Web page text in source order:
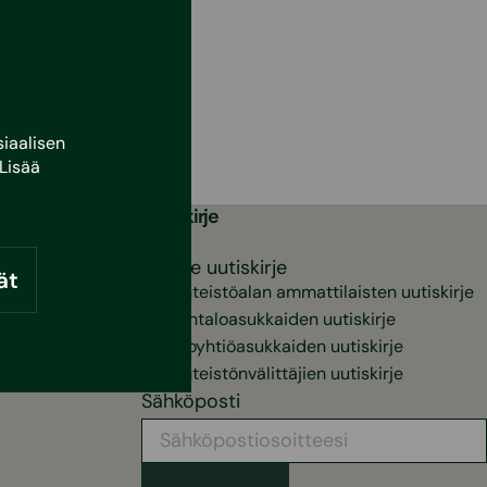
kannattaa
Uutiskirje
Valitse uutiskirje
Kiinteistöalan ammattilaisten uutiskirje
Pientaloasukkaiden uutiskirje
Taloyhtiöasukkaiden uutiskirje
Kiinteistönvälittäjien uutiskirje
Sähköposti